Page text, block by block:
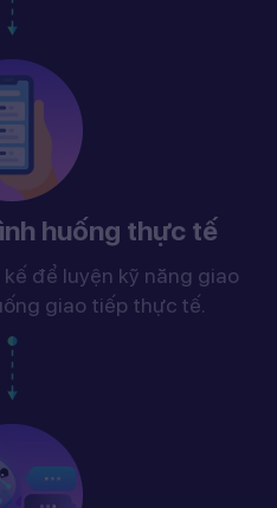
huống thực tế
để luyện kỹ năng giao
giao tiếp thực tế.